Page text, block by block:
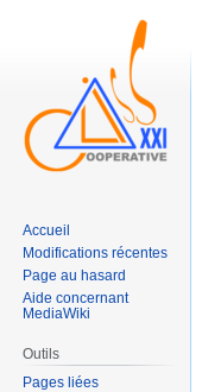
Accueil
Modifications récentes
Page au hasard
Aide concernant
MediaWiki
Outils
Pages liées